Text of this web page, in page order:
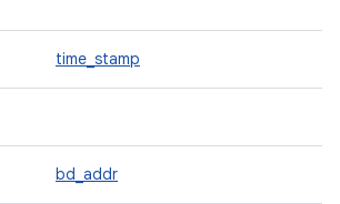
time_stamp
bd_addr